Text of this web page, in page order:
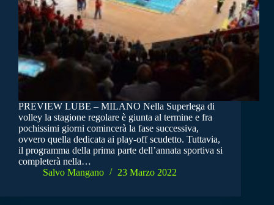
PREVIEW LUBE – MILANO Nella Superlega di
volley la stagione regolare è giunta al termine e fra
pochissimi giorni comincerà la fase successiva,
ovvero quella dedicata ai play-off scudetto. Tuttavia,
il programma della prima parte dell’annata sportiva si
completerà nella…
Salvo Mangano
23 Marzo 2022